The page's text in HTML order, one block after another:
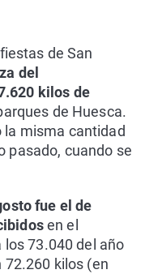
de San
del
kilos de
de Huesca.
la misma cantidad
pasado, cuando se
fue el de
en el
73.040 del año
72.260 kilos (en